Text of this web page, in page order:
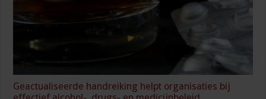
Geactualiseerde handreiking helpt organisaties bij